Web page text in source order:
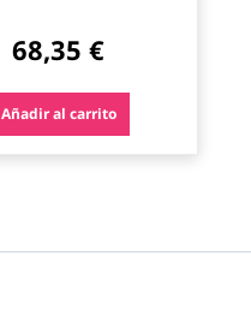
68,35 €
Añadir al carrito